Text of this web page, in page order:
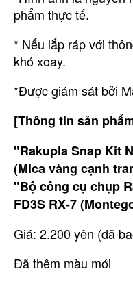
phẩm thực tế.
* Nếu lắp ráp với
khó xoay.
*Được giám sát bởi
[Thông tin sản
"Rakupla Snap Kit
(Mica vàng cạnh
"Bộ công cụ chụp
FD3S RX-7
Giá: 2.200 yên (đã
Đã thêm màu mới